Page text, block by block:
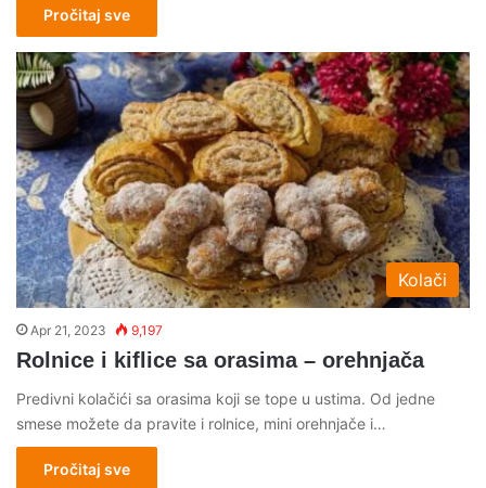
Pročitaj sve
Kolači
Apr 21, 2023 9,197
Rolnice i kiflice sa orasima – orehnjača
Predivni kolačići sa orasima koji se tope u ustima. Od jedne
smese možete da pravite i rolnice, mini orehnjače i…
Pročitaj sve